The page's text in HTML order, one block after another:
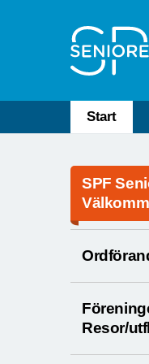
Start
SPF
Resor/